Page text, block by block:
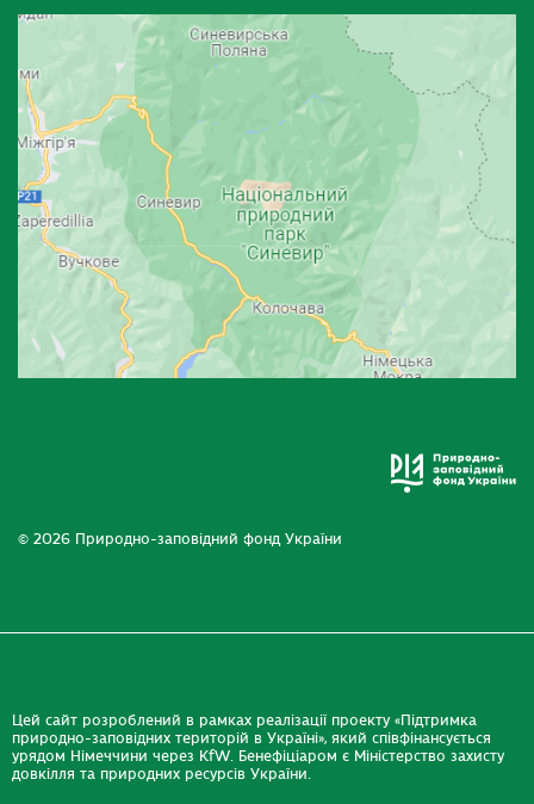
© 2026 Природно-заповідний фонд України
Цей сайт розроблений в рамках реалізації проекту «Підтримка
природно-заповідних територій в Україні», який співфінансується
урядом Німеччини через KfW. Бенефіціаром є Міністерство захисту
довкілля та природних ресурсів України.